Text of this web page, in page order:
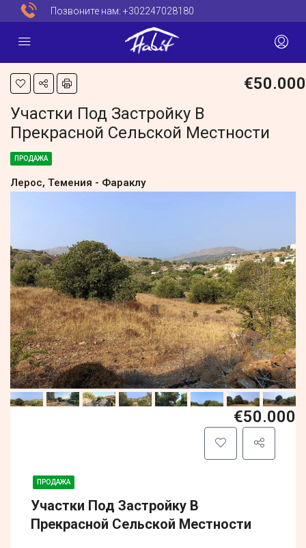
Позвоните нам: +302247028180
€50.000
Участки Под Застройку В
Прекрасной Сельской Местности
ПРОДАЖА
Лерос, Темения - Фараклу
ПРОДАЖА
Участки Под Застройку В
Прекрасной Сельской Местности
€50.000